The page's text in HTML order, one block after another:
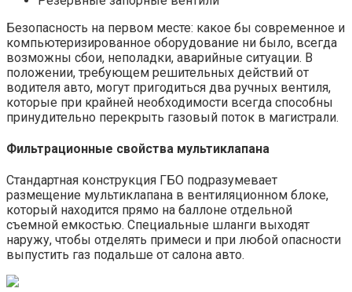
Безопасность на первом месте: какое бы современное и
компьютеризированное оборудование ни было, всегда
возможны сбои, неполадки, аварийные ситуации. В
положении, требующем решительных действий от
водителя авто, могут пригодиться два ручных вентиля,
которые при крайней необходимости всегда способны
принудительно перекрыть газовый поток в магистрали.
Фильтрационные свойства мультиклапана
Стандартная конструкция ГБО подразумевает
размещение мультиклапана в вентиляционном блоке,
который находится прямо на баллоне отдельной
съемной емкостью. Специальные шланги выходят
наружу, чтобы отделять примеси и при любой опасности
выпустить газ подальше от салона авто.